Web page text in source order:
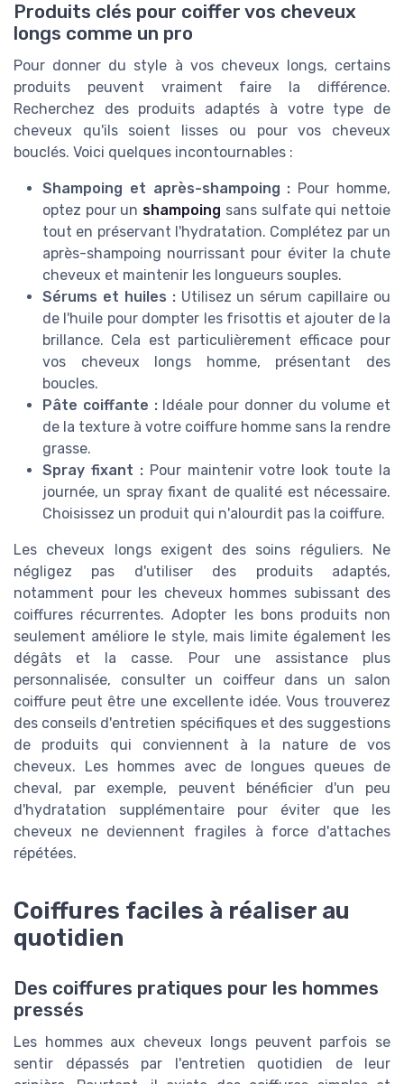
Produits clés pour coiffer vos cheveux
longs comme un pro
Pour donner du style à vos cheveux longs, certains
produits peuvent vraiment faire la différence.
Recherchez des produits adaptés à votre type de
cheveux qu'ils soient lisses ou pour vos cheveux
bouclés. Voici quelques incontournables :
Shampoing et après-shampoing : Pour homme,
optez pour un shampoing sans sulfate qui nettoie
tout en préservant l'hydratation. Complétez par un
après-shampoing nourrissant pour éviter la chute
cheveux et maintenir les longueurs souples.
Sérums et huiles : Utilisez un sérum capillaire ou
de l'huile pour dompter les frisottis et ajouter de la
brillance. Cela est particulièrement efficace pour
vos cheveux longs homme, présentant des
boucles.
Pâte coiffante : Idéale pour donner du volume et
de la texture à votre coiffure homme sans la rendre
grasse.
Spray fixant : Pour maintenir votre look toute la
journée, un spray fixant de qualité est nécessaire.
Choisissez un produit qui n'alourdit pas la coiffure.
Les cheveux longs exigent des soins réguliers. Ne
négligez pas d'utiliser des produits adaptés,
notamment pour les cheveux hommes subissant des
coiffures récurrentes. Adopter les bons produits non
seulement améliore le style, mais limite également les
dégâts et la casse. Pour une assistance plus
personnalisée, consulter un coiffeur dans un salon
coiffure peut être une excellente idée. Vous trouverez
des conseils d'entretien spécifiques et des suggestions
de produits qui conviennent à la nature de vos
cheveux. Les hommes avec de longues queues de
cheval, par exemple, peuvent bénéficier d'un peu
d'hydratation supplémentaire pour éviter que les
cheveux ne deviennent fragiles à force d'attaches
répétées.
Coiffures faciles à réaliser au
quotidien
Des coiffures pratiques pour les hommes
pressés
Les hommes aux cheveux longs peuvent parfois se
sentir dépassés par l'entretien quotidien de leur